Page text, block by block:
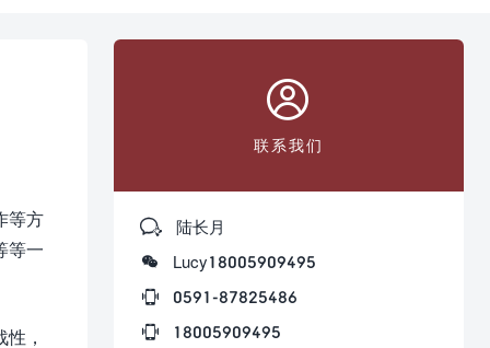
等方
等一
，

联系我们

陆长月

Lucy18005909495

0591-87825486

18005909495